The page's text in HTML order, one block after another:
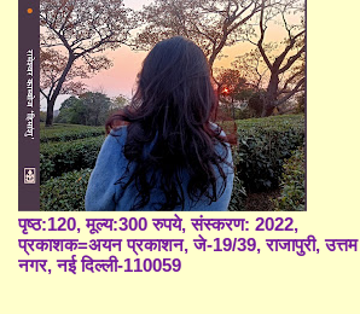
पृष्ठ:120, मूल्य:300 रुपये, संस्करण: 2022,
प्रकाशक=अयन प्रकाशन, जे-19/39, राजापुरी, उत्तम
नगर, नई दिल्ली-110059